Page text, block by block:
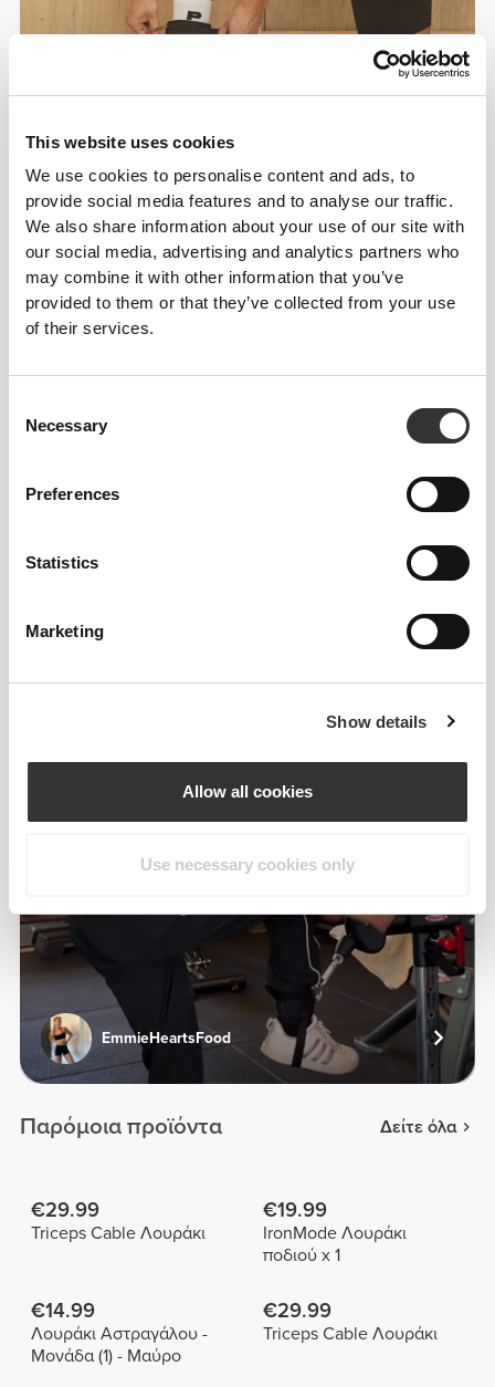
This website uses cookies
We use cookies to personalise content and ads, to
provide social media features and to analyse our traffic.
We also share information about your use of our site with
our social media, advertising and analytics partners who
may combine it with other information that you’ve
provided to them or that they’ve collected from your use
of their services.
Selection
Necessary
Preferences
Statistics
Marketing
Show details
Allow all cookies
Use necessary cookies only
Δείτε όλα
EmmieHeartsFood
Παρόμοια προϊόντα Δείτε όλα
€29.99
Triceps Cable Λουράκι
€19.99
IronMode Λουράκι
ποδιού x 1
€14.99
Λουράκι Αστραγάλου -
Μονάδα (1) - Μαύρο
€29.99
Triceps Cable Λουράκι